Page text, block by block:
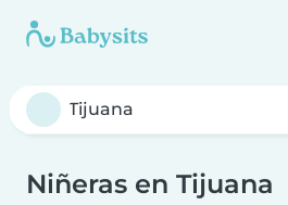
Niñeras en Tijuana